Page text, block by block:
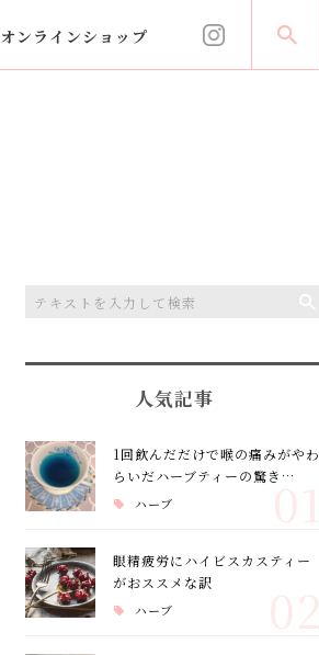
オンラインショップ
人気記事
1回飲んだだけで喉の痛みがやわ
らいだハーブティーの驚き…
ハーブ 01
眼精疲労にハイビスカスティー
がおススメな訳
ハーブ